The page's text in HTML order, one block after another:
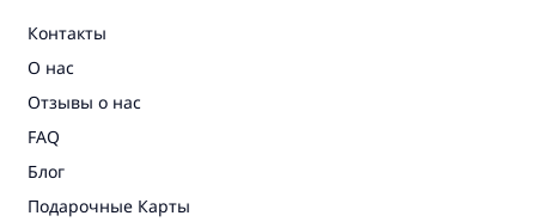
Контакты
О нас
Отзывы о нас
FAQ
Блог
Подарочные Карты